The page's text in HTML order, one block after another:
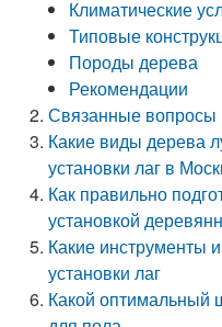
Климатические
Типовые
Породы дерева
Рекомендации
Связанные вопросы
Какие виды дерева
установки лаг в
Как правильно
установкой
Какие инструменты
установки лаг
Какой оптимальный